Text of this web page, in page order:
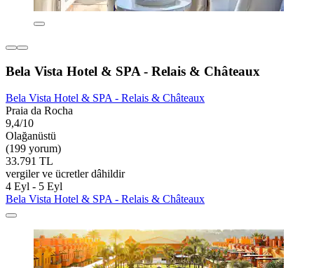
Bela Vista Hotel & SPA - Relais & Châteaux
Bela Vista Hotel & SPA - Relais & Châteaux
Praia da Rocha
9,4/10
Olağanüstü
(199 yorum)
33.791 TL
vergiler ve ücretler dâhildir
4 Eyl - 5 Eyl
Bela Vista Hotel & SPA - Relais & Châteaux